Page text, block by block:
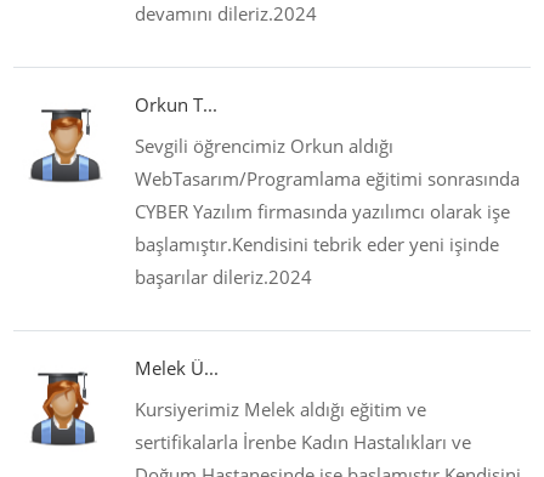
devamını dileriz.2024
Orkun T...
Sevgili öğrencimiz Orkun aldığı
WebTasarım/Programlama eğitimi sonrasında
CYBER Yazılım firmasında yazılımcı olarak işe
başlamıştır.Kendisini tebrik eder yeni işinde
başarılar dileriz.2024
Melek Ü...
Kursiyerimiz Melek aldığı eğitim ve
sertifikalarla İrenbe Kadın Hastalıkları ve